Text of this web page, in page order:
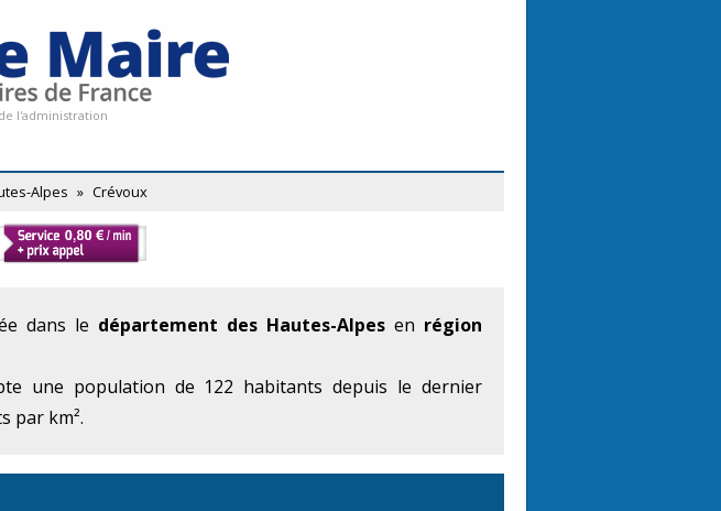
l'administration
Alpes » Crévoux
dans le département des Hautes-Alpesen région
une population de 122 habitants depuis le dernier
par km².